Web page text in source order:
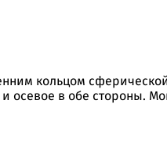
кольцом
в обе стороны.